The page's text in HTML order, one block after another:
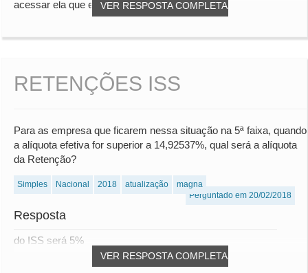
VER RESPOSTA COMPLETA
acessar ela que estará atualizado por todas...
RETENÇÕES ISS
Para as empresa que ficarem nessa situação na 5ª faixa, quando
a alíquota efetiva for superior a 14,92537%, qual será a alíquota
da Retenção?
Simples Nacional 2018 atualização
magna
Perguntado em 20/02/2018
Resposta
VER RESPOSTA COMPLETA
do ISS será 5%